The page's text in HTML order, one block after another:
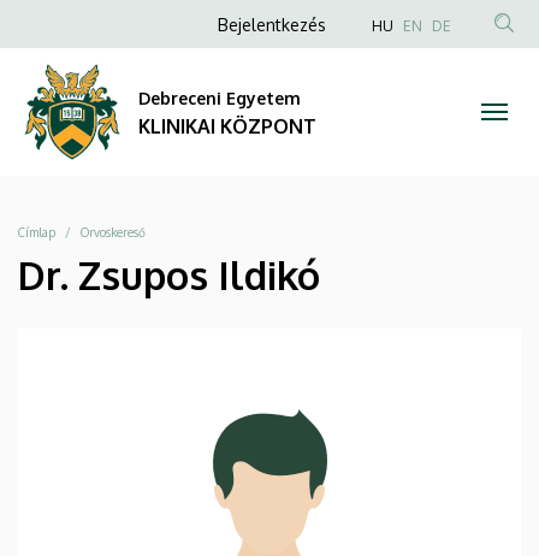
KLINIKAI
KÖZPONT
a
tartalomra
Anonim
fiók
menüje
Bejelentkezés HU EN DE
Debreceni Egyetem
KLINIKAI KÖZPONT
Morzsa
Címlap Orvoskereső
Dr. Zsupos Ildikó